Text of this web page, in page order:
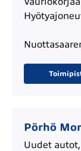
Pörhö
Uudet autot,